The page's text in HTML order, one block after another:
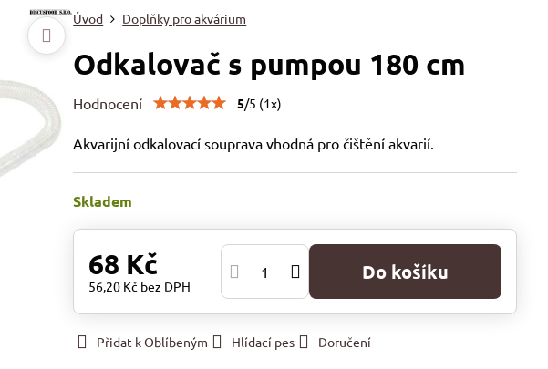
Úvod Doplňky pro akvárium
Odkalovač s pumpou 180 cm
Hodnocení 5/5 (1x)
Akvarijní odkalovací souprava vhodná pro čištění akvarií.
Skladem
68 Kč
56,20 Kč bez DPH
Do košíku
Přidat k Oblíbeným Hlídací pes Doručení